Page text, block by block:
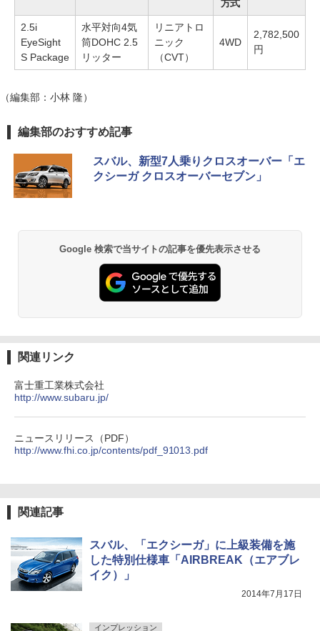
方式
2.5i
EyeSight
S Package
水平対向4気
筒DOHC 2.5
リッター
リニアトロ
ニック
（CVT）
4WD
2,782,500
円
（編集部：小林 隆）
編集部のおすすめ記事
スバル、新型7人乗りクロスオーバー「エ
クシーガ クロスオーバーセブン」
Google 検索で当サイトの記事を優先表示させる
関連リンク
富士重工業株式会社
http://www.subaru.jp/
ニュースリリース（PDF）
http://www.fhi.co.jp/contents/pdf_91013.pdf
関連記事
スバル、「エクシーガ」に上級装備を施
した特別仕様車「AIRBREAK（エアブレ
イク）」
2014年7月17日
インプレッション